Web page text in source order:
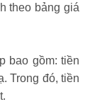
theo bảng giá
bao gồm: tiền
Trong đó, tiền